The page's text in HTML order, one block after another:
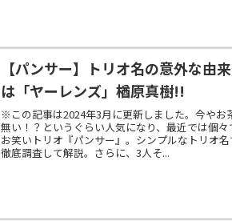
【パンサー】トリオ名の意外な由
は「ヤーレンズ」楢原真樹!!
※この記事は2024年3月に更新しました。今やお
無い！？というぐらい人気になり、最近では個
お笑いトリオ『パンサー』。シンプルなトリオ
徹底調査して解説。さらに、3人そ...